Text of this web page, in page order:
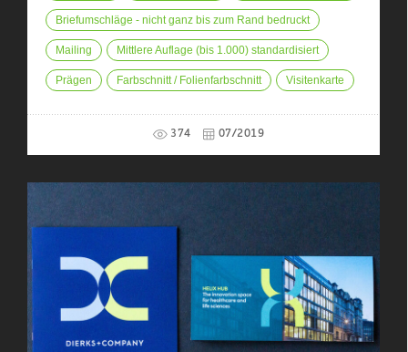
Briefumschläge - nicht ganz bis zum Rand bedruckt
Mailing Mittlere Auflage (bis 1.000) standardisiert
Prägen Farbschnitt / Folienfarbschnitt Visitenkarte
374 07/2019